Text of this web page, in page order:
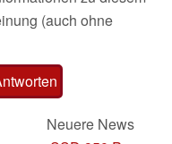
(auch ohne
Neuere News